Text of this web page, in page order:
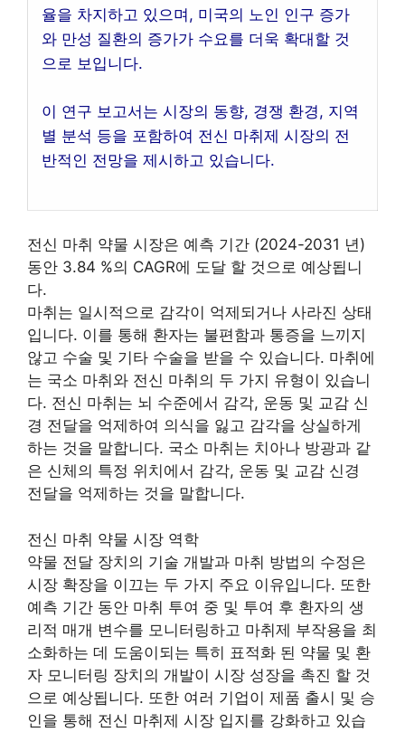
율을 차지하고 있으며, 미국의 노인 인구 증가
와 만성 질환의 증가가 수요를 더욱 확대할 것
으로 보입니다.
이 연구 보고서는 시장의 동향, 경쟁 환경, 지역
별 분석 등을 포함하여 전신 마취제 시장의 전
반적인 전망을 제시하고 있습니다.
전신 마취 약물 시장은 예측 기간 (2024-2031 년)
동안 3.84 %의 CAGR에 도달 할 것으로 예상됩니
다.
마취는 일시적으로 감각이 억제되거나 사라진 상태
입니다. 이를 통해 환자는 불편함과 통증을 느끼지
않고 수술 및 기타 수술을 받을 수 있습니다. 마취에
는 국소 마취와 전신 마취의 두 가지 유형이 있습니
다. 전신 마취는 뇌 수준에서 감각, 운동 및 교감 신
경 전달을 억제하여 의식을 잃고 감각을 상실하게
하는 것을 말합니다. 국소 마취는 치아나 방광과 같
은 신체의 특정 위치에서 감각, 운동 및 교감 신경
전달을 억제하는 것을 말합니다.
전신 마취 약물 시장 역학
약물 전달 장치의 기술 개발과 마취 방법의 수정은
시장 확장을 이끄는 두 가지 주요 이유입니다. 또한
예측 기간 동안 마취 투여 중 및 투여 후 환자의 생
리적 매개 변수를 모니터링하고 마취제 부작용을 최
소화하는 데 도움이되는 특히 표적화 된 약물 및 환
자 모니터링 장치의 개발이 시장 성장을 촉진 할 것
으로 예상됩니다. 또한 여러 기업이 제품 출시 및 승
인을 통해 전신 마취제 시장 입지를 강화하고 있습